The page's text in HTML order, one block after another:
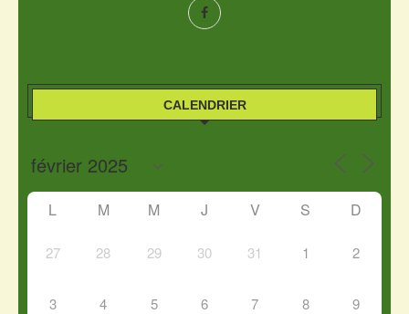
CALENDRIER
L M M J V S D
27 28 29 30 31 1 2
3 4 5 6 7 8 9